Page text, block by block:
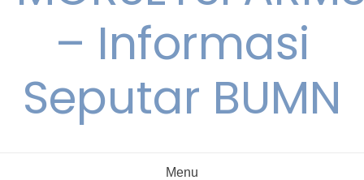
– Informasi
Seputar BUMN
Menu